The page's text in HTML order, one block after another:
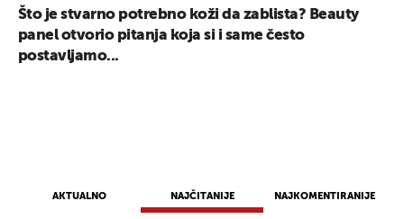
AKTUALNO NAJČITANIJE NAJKOMENTIRANIJE
Što je stvarno potrebno koži da zablista? Beauty
panel otvorio pitanja koja si i same često
postavljamo...